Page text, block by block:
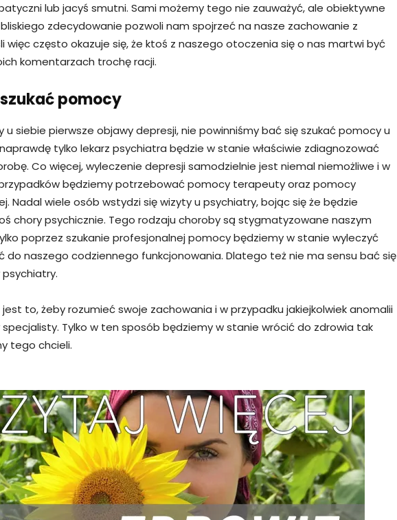
lub jacyś smutni. Sami możemy tego nie zauważyć, ale obiektywne
zdecydowanie pozwoli nam spojrzeć na nasze zachowanie z
więc często okazuje się, że ktoś z naszego otoczenia się o nas martwi być
komentarzach trochę racji.
pomocy
u siebie pierwsze objawy depresji, nie powinniśmy bać się szukać pomocy u
tylko lekarz psychiatra będzie w stanie właściwie zdiagnozować
Co więcej, wyleczenie depresji samodzielnie jest niemal niemożliwe i w
będziemy potrzebować pomocy terapeuty oraz pomocy
Nadal wiele osób wstydzi się wizyty u psychiatry, bojąc się że będzie
chory psychicznie. Tego rodzaju choroby są stygmatyzowane naszym
poprzez szukanie profesjonalnej pomocy będziemy w stanie wyleczyć
do naszego codziennego funkcjonowania. Dlatego też nie ma sensu bać się
to, żeby rozumieć swoje zachowania i w przypadku jakiejkolwiek anomalii
Tylko w ten sposób będziemy w stanie wrócić do zdrowia tak
tego chcieli.